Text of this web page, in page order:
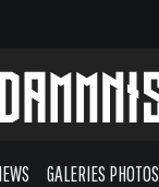
GALERIES PHOTOS